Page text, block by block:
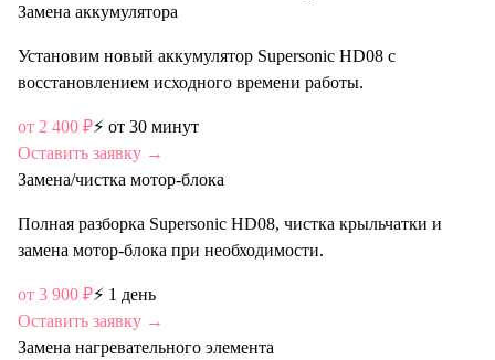
Замена аккумулятора
Установим новый аккумулятор Supersonic HD08 с
восстановлением исходного времени работы.
от 2 400 ₽⚡ от 30 минут
Оставить заявку →
Замена/чистка мотор-блока
Полная разборка Supersonic HD08, чистка крыльчатки и
замена мотор-блока при необходимости.
от 3 900 ₽⚡ 1 день
Оставить заявку →
Замена нагревательного элемента